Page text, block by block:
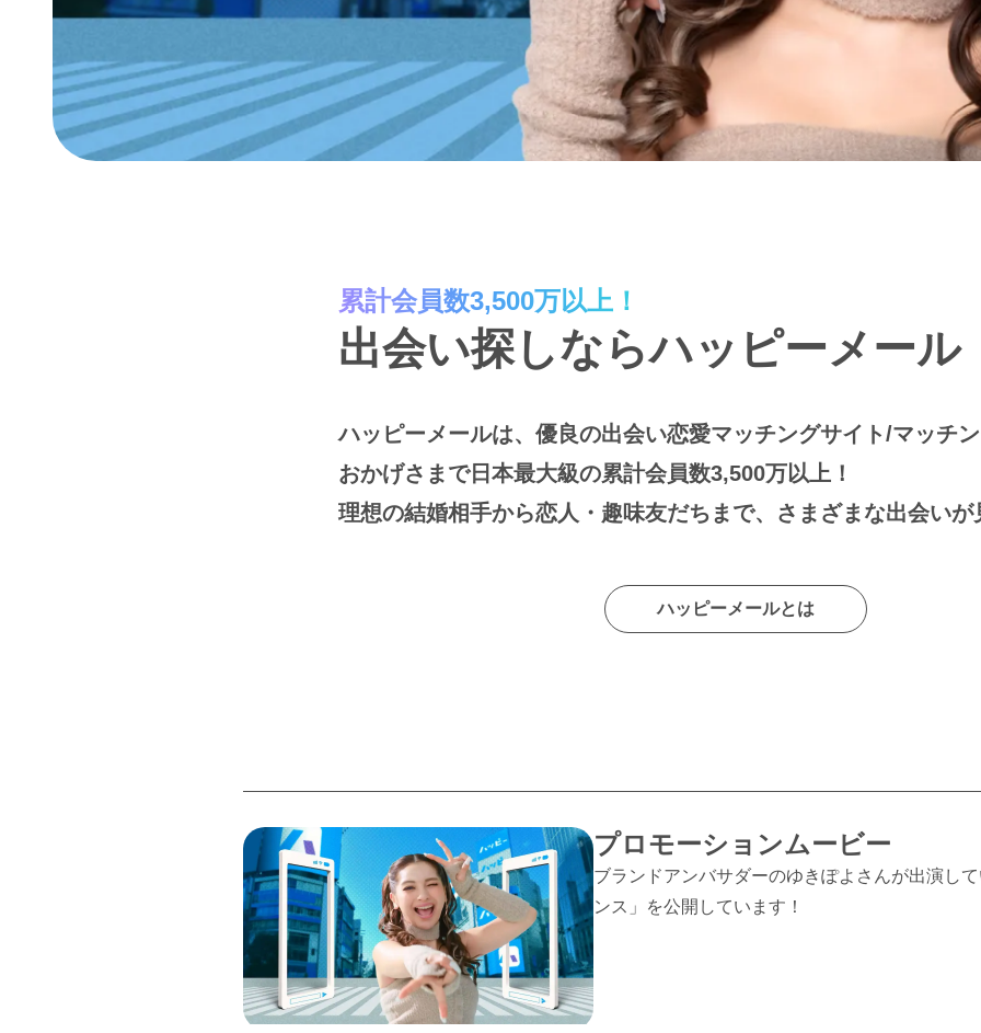
累計会員数3,500万以上！
出会い探しならハッピーメール
ハッピーメールは、優良の出会い恋愛マッチングサイト/マッチン
おかげさまで日本最大級の累計会員数3,500万以上！
理想の結婚相手から恋人・趣味友だちまで、さまざまな出会いが
ハッピーメールとは
プロモーションムービー
ブランドアンバサダーのゆきぽよさんが出演し
ンス」を公開しています！